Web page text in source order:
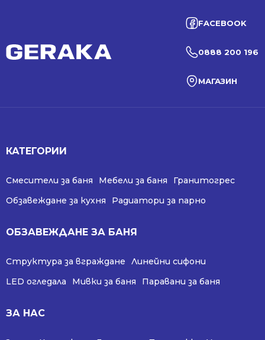
FACEBOOK
0888 200 196
МАГАЗИН
КАТЕГОРИИ
Смесители за баня Мебели за баня
Гранитогрес
Обзавеждане за кухня
Радиатори за парно
ОБЗАВЕЖДАНЕ ЗА БАНЯ
Структура за вграждане
Линейни сифони
LED огледала
Мивки за баня Паравани за баня
ЗА НАС